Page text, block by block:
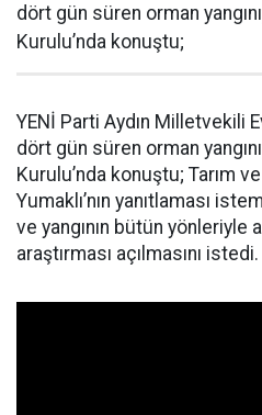
dört gün süren orman
Kurulu’nda konuştu;
YENİ Parti Aydın Milletvekili
dört gün süren orman
Kurulu’nda konuştu; Tarım
Yumaklı’nın yanıtlaması
ve yangının bütün yönleriyle
araştırması açılmasını istedi.